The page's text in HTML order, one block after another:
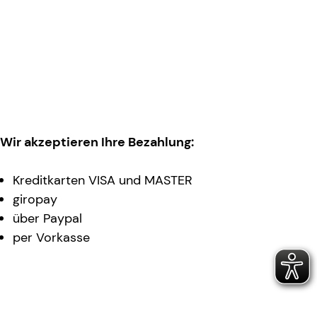
Wir akzeptieren Ihre Bezahlung:
Kreditkarten VISA und MASTER
giropay
über Paypal
per Vorkasse